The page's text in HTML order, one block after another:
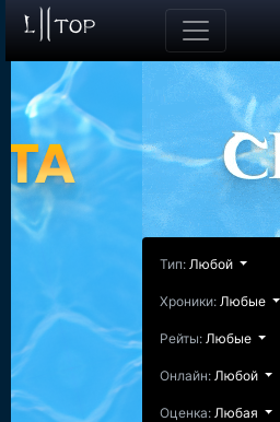
Тип: Любой
Хроники: Любые
Рейты: Любые
Онлайн: Любой
Оценка: Любая